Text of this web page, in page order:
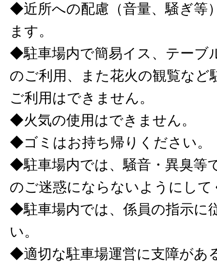
◆近所への配慮（音量、騒ぎ等
ます。
◆駐車場内で簡易イス、テーブ
のご利用、また花火の観覧など
ご利用はできません。
◆火気の使用はできません。
◆ゴミはお持ち帰りください。
◆駐車場内では、騒音・異臭等
のご迷惑にならないようにして
◆駐車場内では、係員の指示に
い。
◆適切な駐車場運営に支障があ